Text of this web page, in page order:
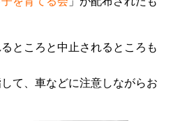
ところと中止されるところも
て、車などに注意しながらお